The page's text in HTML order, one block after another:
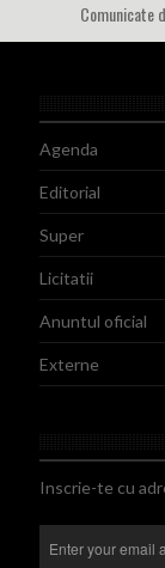
Comunicate
Agenda
Editorial
Super
Licitatii
Anuntul oficial
Externe
Inscrie-te cu